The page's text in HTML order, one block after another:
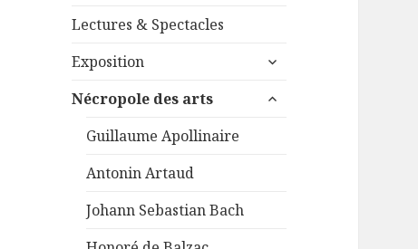
Lectures & Spectacles
Exposition
ouvrir
sous-
Nécropole des arts
ouvrir
Guillaume Apollinaire
Antonin Artaud
Johann Sebastian Bach